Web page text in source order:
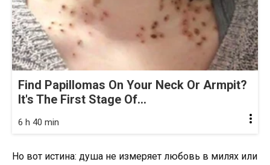
Find Papillomas On Your Neck Or Armpit?
It's The First Stage Of...
6 h 40 min
Но вот истина: душа не измеряет любовь в милях или